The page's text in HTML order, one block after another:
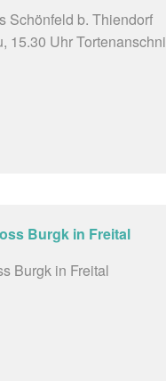
Schönfeld b. Thiendorf
15.30 Uhr
Burgk in Freital
Burgk in Freital